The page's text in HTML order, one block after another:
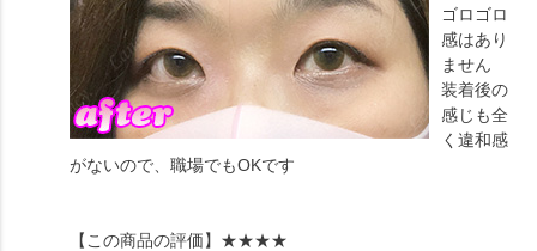
ゴロゴロ
感はあり
ません
装着後の
感じも全
く違和感
がないので、職場でもOKです
【この商品の評価】 ★★★★